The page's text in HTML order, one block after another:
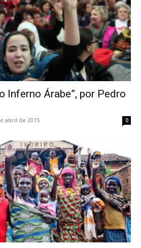
Inferno Árabe”, por Pedro
abril de 2015 0